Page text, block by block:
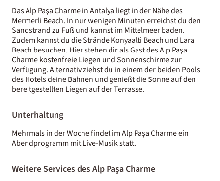
Das Alp Paşa Charme in Antalya liegt in der Nähe des
Mermerli Beach. In nur wenigen Minuten erreichst du den
Sandstrand zu Fuß und kannst im Mittelmeer baden.
Zudem kannst du die Strände Konyaalti Beach und Lara
Beach besuchen. Hier stehen dir als Gast des Alp Paşa
Charme kostenfreie Liegen und Sonnenschirme zur
Verfügung. Alternativ ziehst du in einem der beiden Pools
des Hotels deine Bahnen und genießt die Sonne auf den
bereitgestellten Liegen auf der Terrasse.
Unterhaltung
Mehrmals in der Woche findet im Alp Paşa Charme ein
Abendprogramm mit Live-Musik statt.
Weitere Services des Alp Paşa Charme